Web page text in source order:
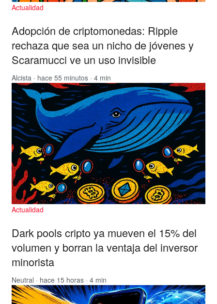
Actualidad
Adopción de criptomonedas: Ripple
rechaza que sea un nicho de jóvenes y
Scaramucci ve un uso invisible
Alcista · hace 55 minutos · 4 min
Actualidad
Dark pools cripto ya mueven el 15% del
volumen y borran la ventaja del inversor
minorista
Neutral · hace 15 horas · 4 min